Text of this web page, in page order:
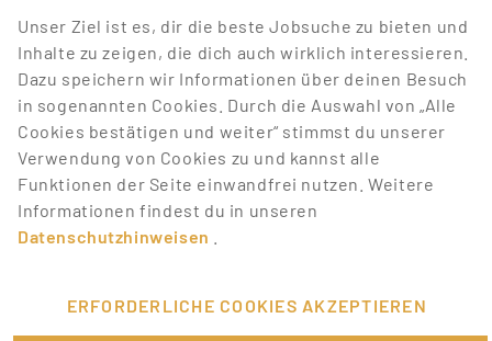
JOBS, DIE BEGEISTERN
Finde mit Promotionbasis den
Auf Promotionbasis findest du spannende und
Unser Ziel ist es, dir die beste Jobsuche zu bieten und
Inhalte zu zeigen, die dich auch wirklich interessieren.
Dazu speichern wir Informationen über deinen Besuch
in sogenannten Cookies. Durch die Auswahl von „Alle
Cookies bestätigen und weiter“ stimmst du unserer
Verwendung von Cookies zu und kannst alle
Funktionen der Seite einwandfrei nutzen. Weitere
Informationen findest du in unseren
Datenschutzhinweisen
ERFORDERLICHE COOKIES AKZEPTIEREN